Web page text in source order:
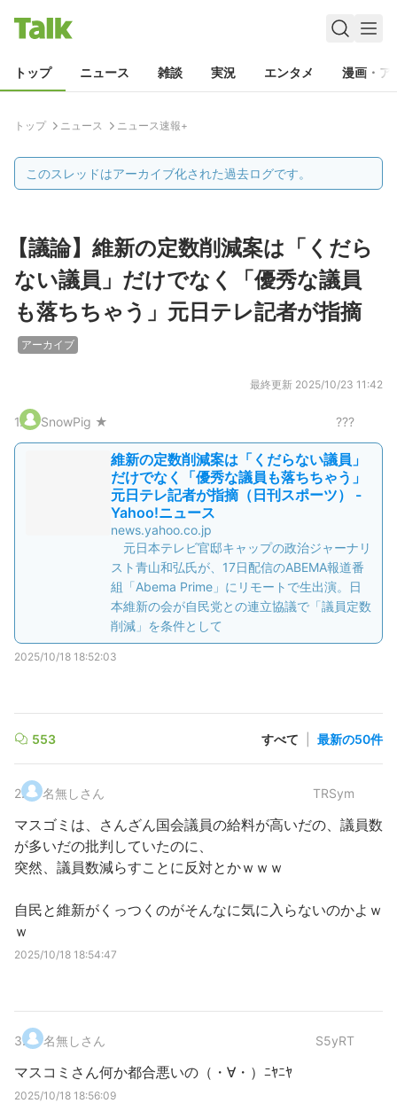
トップ ニュース 雑談 実況 エンタメ 漫画・ア
トップ ニュース ニュース速報+
このスレッドはアーカイブ化された過去ログです。
【議論】維新の定数削減案は「くだら
ない議員」だけでなく「優秀な議員
も落ちちゃう」元日テレ記者が指摘
アーカイブ
最終更新 2025/10/23 11:42
1. SnowPig ★ ???
維新の定数削減案は「くだらない議員」
だけでなく「優秀な議員も落ちちゃう」
元日テレ記者が指摘（日刊スポーツ） -
Yahoo!ニュース
news.yahoo.co.jp
元日本テレビ官邸キャップの政治ジャーナリ
スト青山和弘氏が、17日配信のABEMA報道番
組「Abema Prime」にリモートで生出演。日
本維新の会が自民党との連立協議で「議員定数
削減」を条件として
2025/10/18 18:52:03
553 すべて 最新の50件
2. 名無しさん TRSym
マスゴミは、さんざん国会議員の給料が高いだの、議員数
が多いだの批判していたのに、
突然、議員数減らすことに反対とかｗｗｗ
自民と維新がくっつくのがそんなに気に入らないのかよｗ
ｗ
2025/10/18 18:54:47
3. 名無しさん S5yRT
マスコミさん何か都合悪いの（・∀・）ﾆﾔﾆﾔ
2025/10/18 18:56:09